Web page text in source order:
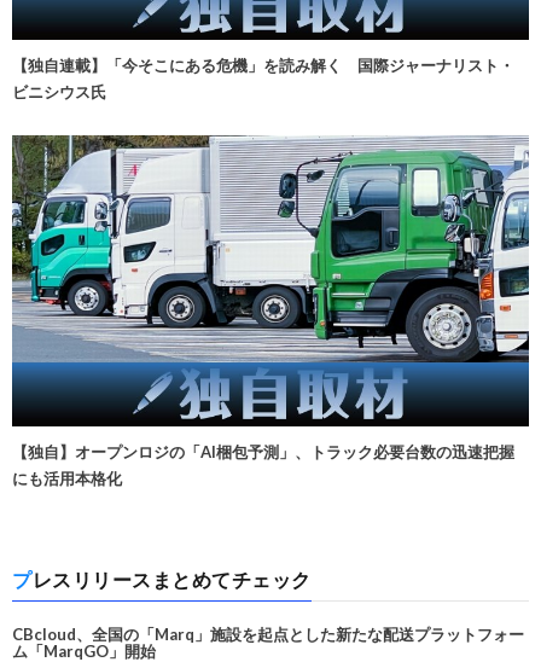
【独自連載】「今そこにある危機」を読み解く 国際ジャーナリスト・
ビニシウス氏
【独自】オープンロジの「AI梱包予測」、トラック必要台数の迅速把握
にも活用本格化
プレスリリースまとめてチェック
CBcloud、全国の「Marq」施設を起点とした新たな配送プラットフォー
ム「MarqGO」開始